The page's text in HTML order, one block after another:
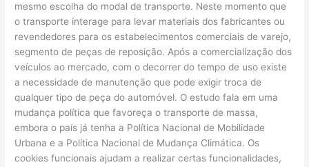
mesmo escolha do modal de transporte. Neste momento que
o transporte interage para levar materiais dos fabricantes ou
revendedores para os estabelecimentos comerciais de varejo,
segmento de peças de reposição. Após a comercialização dos
veículos ao mercado, com o decorrer do tempo de uso existe
a necessidade de manutenção que pode exigir troca de
qualquer tipo de peça do automóvel. O estudo fala em uma
mudança política que favoreça o transporte de massa,
embora o país já tenha a Política Nacional de Mobilidade
Urbana e a Política Nacional de Mudança Climática. Os
cookies funcionais ajudam a realizar certas funcionalidades,